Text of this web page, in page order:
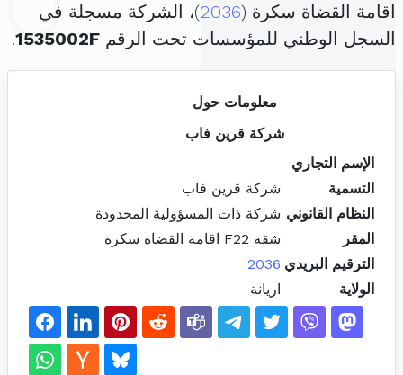
اقامة القضاة سكرة (2036)، الشركة مسجلة في
السجل الوطني للمؤسسات تحت الرقم 1535002F
.
معلومات حول
شركة قرين فاب
الإسم التجاري
التسمية
شركة قرين فاب
النظام القانوني شركة ذات المسؤولية المحدودة
المقر
شقة F22 اقامة القضاة سكرة
الترقيم البريدي 2036
الولاية
اريانة